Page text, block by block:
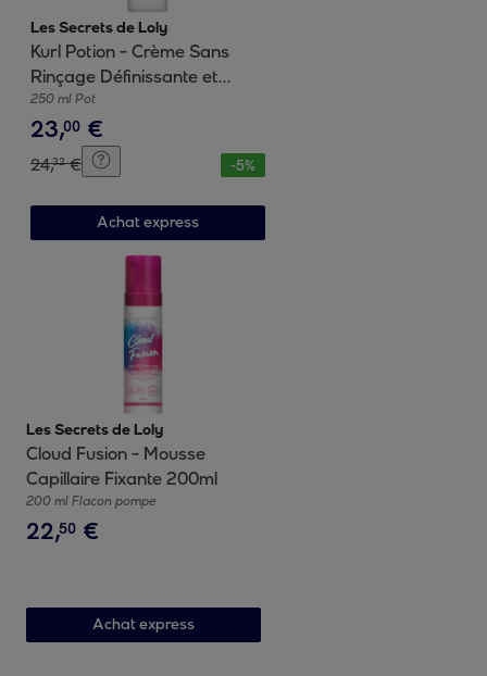
Les Secrets de Loly
Kurl Potion - Crème Sans
Rinçage Définissante et
Hydratante 250ml
250 ml Pot
23,00 €
24,32 € -5%
Achat express
Les Secrets de Loly
Cloud Fusion - Mousse
Capillaire Fixante 200ml
200 ml Flacon pompe
22,50 €
Achat express